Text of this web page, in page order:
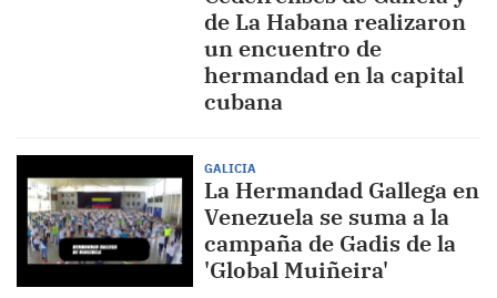
de La Habana realizaron
un encuentro de
hermandad en la capital
cubana
GALICIA
La Hermandad Gallega en
Venezuela se suma a la
campaña de Gadis de la
'Global Muiñeira'